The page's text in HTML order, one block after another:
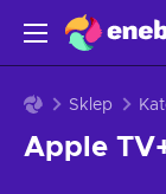
Sklep
Apple